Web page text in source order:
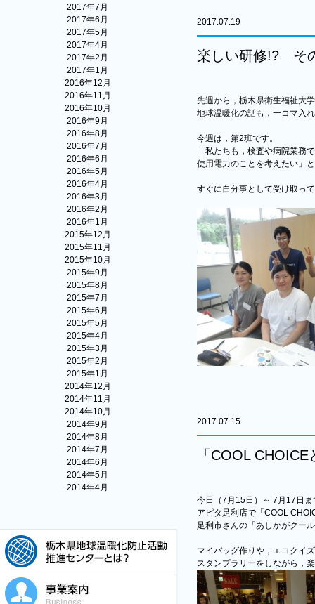
2017年7月
2017年6月
2017年5月
2017年4月
2017年2月
2017年1月
2016年12月
2016年11月
2016年10月
2016年9月
2016年8月
2016年7月
2016年6月
2016年5月
2016年4月
2016年3月
2016年2月
2016年1月
2015年12月
2015年11月
2015年10月
2015年9月
2015年8月
2015年7月
2015年6月
2015年5月
2015年4月
2015年3月
2015年2月
2015年1月
2014年12月
2014年11月
2014年10月
2014年9月
2014年8月
2014年7月
2014年6月
2014年5月
2014年4月
2017.07.19
楽しい研修!? そ
先週から，栃木県衛生福祉大
地球温暖化の話も，一コマ入
今週は，第2班です。
「私たちも，検査や病院業務
使用電力のことを考えたい」
すぐに自分事として受け取っ
2017.07.15
「COOL
今日（7月15日）～ 7月17日
アピタ足利店で「COOL
足利市さんの「あしかがクー
マイバッグ作りや，エコクイ
スタンプラリーをしながら，